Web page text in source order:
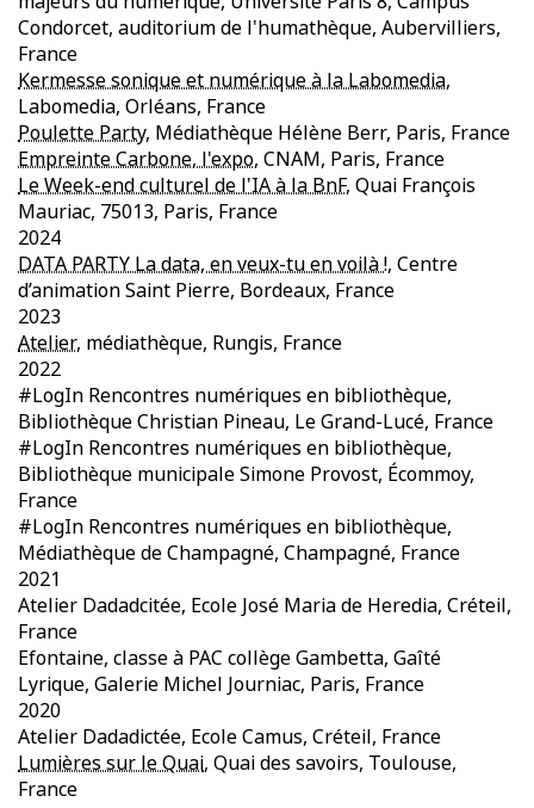
Condorcet, auditorium de l'humathèque, Aubervilliers,
France
Kermesse sonique et numérique à la Labomedia,
Labomedia, Orléans, France
Poulette Party, Médiathèque Hélène Berr, Paris, France
Empreinte Carbone, l'expo, CNAM, Paris, France
Le Week-end culturel de l'IA à la BnF, Quai François
Mauriac, 75013, Paris, France
2024
DATA PARTY La data, en veux-tu en voilà !, Centre
d’animation Saint Pierre, Bordeaux, France
2023
Atelier, médiathèque, Rungis, France
2022
#LogIn Rencontres numériques en bibliothèque,
Bibliothèque Christian Pineau, Le Grand-Lucé, France
#LogIn Rencontres numériques en bibliothèque,
Bibliothèque municipale Simone Provost, Écommoy,
France
#LogIn Rencontres numériques en bibliothèque,
Médiathèque de Champagné, Champagné, France
2021
Atelier Dadadcitée, Ecole José Maria de Heredia, Créteil,
France
Efontaine, classe à PAC collège Gambetta, Gaîté
Lyrique, Galerie Michel Journiac, Paris, France
2020
Atelier Dadadictée, Ecole Camus, Créteil, France
Lumières sur le Quai, Quai des savoirs, Toulouse,
France